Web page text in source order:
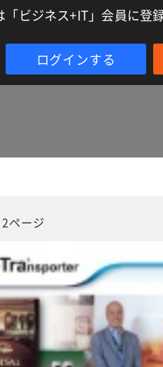
「ビジネス+IT」会員に登
ログインする
ページ